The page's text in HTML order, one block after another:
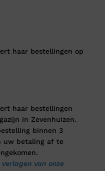
haar bestellingen op
haar bestellingen
in Zevenhuizen.
binnen 3
uw betaling af te
van onze